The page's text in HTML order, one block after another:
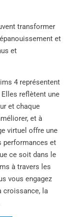
transformer
et
et
4 représentent
Elles reflètent une
et chaque
et à
virtuel offre une
performances et
ce soit dans le
à travers les
vous engagez
croissance, la